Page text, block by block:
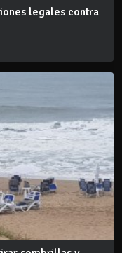
legales contra